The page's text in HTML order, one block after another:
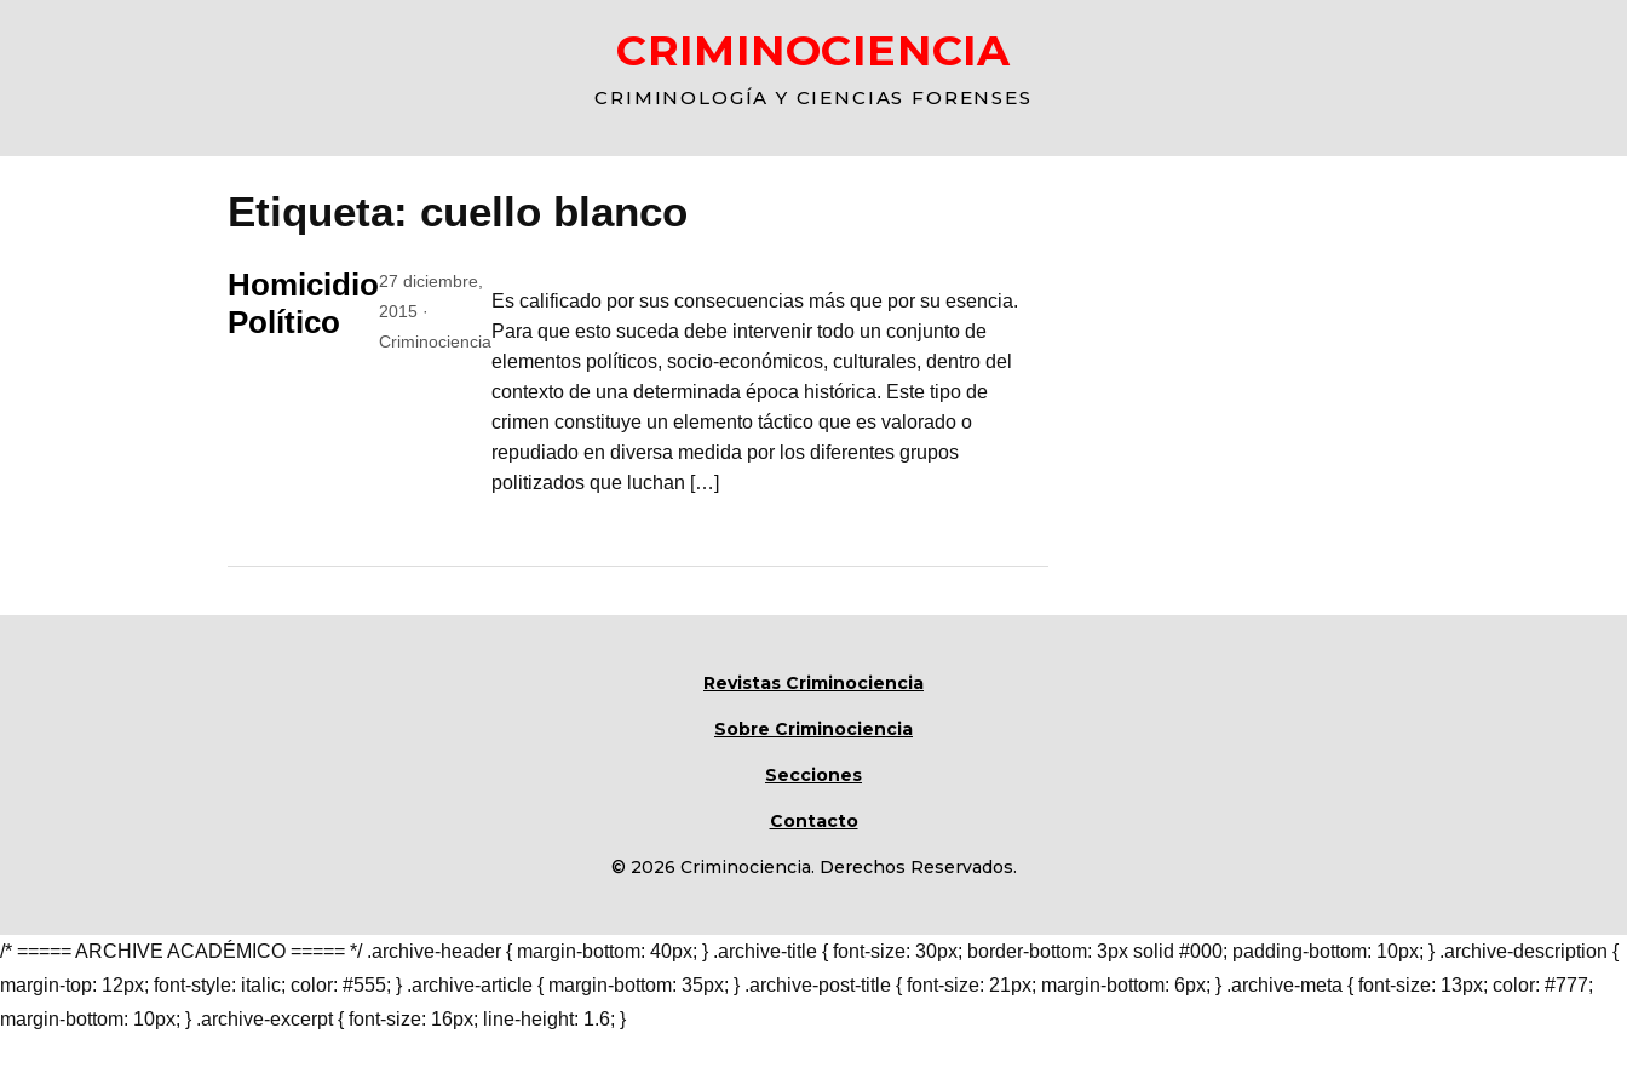
CRIMINOCIENCIA
CRIMINOLOGÍA Y CIENCIAS FORENSES
Etiqueta: cuello blanco
Homicidio
Político
27 diciembre,
2015 ·
Criminociencia
Es calificado por sus consecuencias más que por su esencia.
Para que esto suceda debe intervenir todo un conjunto de
elementos políticos, socio-económicos, culturales, dentro del
contexto de una determinada época histórica. Este tipo de
crimen constituye un elemento táctico que es valorado o
repudiado en diversa medida por los diferentes grupos
politizados que luchan […]
Revistas Criminociencia
Sobre Criminociencia
Secciones
Contacto
© 2026 Criminociencia. Derechos Reservados.
/* ===== ARCHIVE ACADÉMICO ===== */ .archive-header { margin-bottom: 40px; } .archive-title { font-size: 30px; border-bottom: 3px solid #000; padding-bottom: 10px; } .archive-description {
margin-top: 12px; font-style: italic; color: #555; } .archive-article { margin-bottom: 35px; } .archive-post-title { font-size: 21px; margin-bottom: 6px; } .archive-meta { font-size: 13px; color: #777;
margin-bottom: 10px; } .archive-excerpt { font-size: 16px; line-height: 1.6; }